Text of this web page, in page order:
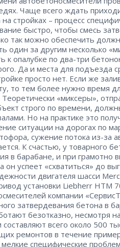
Чаще всего ждать
стройках – ​процесс
быстро, чтобы смесь
так можно обеспечить
один за другим несколько
к опалубке по два-три
Да и места для подъезда
просто нет. Если же
то тем более нужно время
Теоретически «миксеры»,
строго по времени,
Но на практике это
ситуации на дорогах по
сужение потока из-за
К счастью, у товарного
в барабане, и при грамотно
он успеет «схватиться» до
двигателя шасси
установки Liebherr HTM
компании
затвердевания бетона в
безотказно, несмотря
всего около 500
ремонтов в течение
мелкие специфические